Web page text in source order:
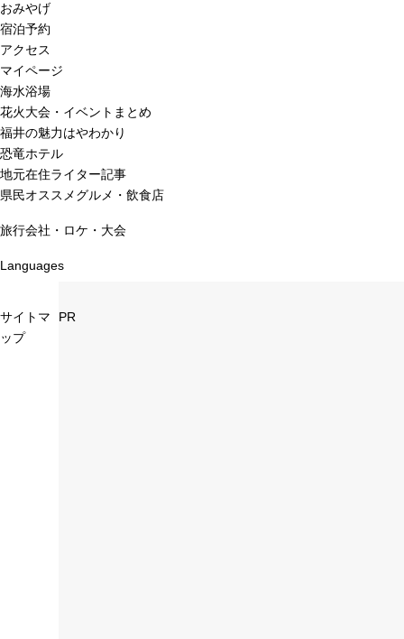
おみやげ
宿泊予約
アクセス
マイページ
海水浴場
花火大会・イベントまとめ
福井の魅力はやわかり
恐竜ホテル
地元在住ライター記事
県民オススメグルメ・飲食店
旅行会社・ロケ・大会
Languages
サイトマ
ップ
PR